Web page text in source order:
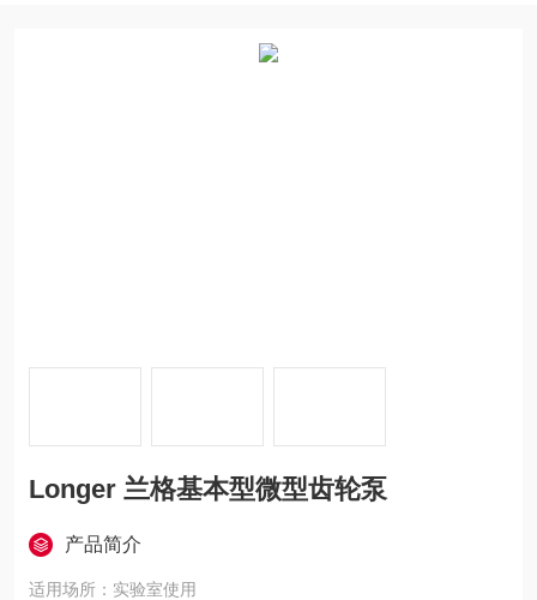
Longer 兰格基本型微型齿轮泵
产品简介
适用场所：实验室使用